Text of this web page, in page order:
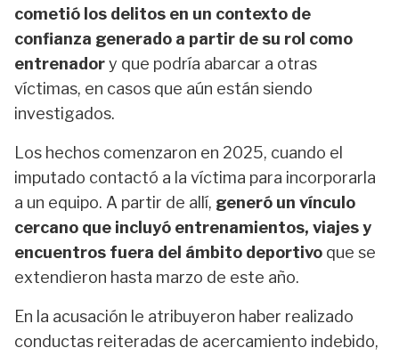
cometió los delitos en un contexto de
confianza generado a partir de su rol como
entrenadory que podría abarcar a otras
víctimas, en casos que aún están siendo
investigados.
Los hechos comenzaron en 2025, cuando el
imputado contactó a la víctima para incorporarla
a un equipo. A partir de allí, generó un vínculo
cercano que incluyó entrenamientos, viajes y
encuentros fuera del ámbito deportivo que se
extendieron hasta marzo de este año.
En la acusación le atribuyeron haber realizado
conductas reiteradas de acercamiento indebido,